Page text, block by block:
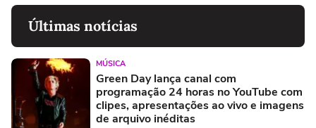
Últimas notícias
MÚSICA
Green Day lança canal com
programação 24 horas no YouTube com
clipes, apresentações ao vivo e imagens
de arquivo inéditas